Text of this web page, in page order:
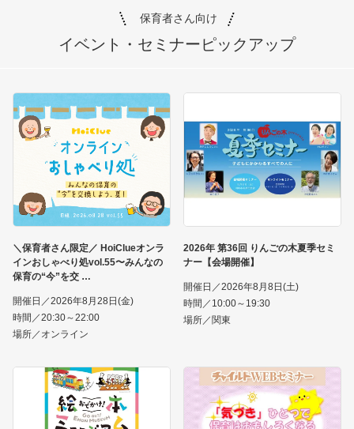
保育者さん向け
イベント・セミナーピックアップ
＼保育者さん限定／ HoiClueオンラ
インおしゃべり処vol.55〜みんなの
保育の“今”を交
開催日／2026年8月28日(金)
時間／20:30～22:00
場所／オンライン
2026年 第36回 りんごの木夏季セミ
ナー【会場開催】
開催日／2026年8月8日(土)
時間／10:00～19:30
場所／関東